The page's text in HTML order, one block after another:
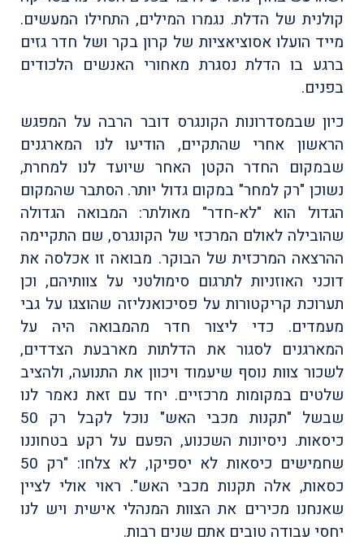
קולנית של הדלת. נגמרו המילים, התחילו המעשים.
מייד הועלו אסוציאציות של קרון בקר ושל חדר גזים
ברגע בו הדלת נסגרת מאחורי האנשים הלכודים
בפנים.
כיון שבמסדרונות הקונגרס דובר הרבה על המפגש
הראשון אחרי שהתקיים, הודיעו לנו המארגנים
שבמקום החדר הקטן האחר שיועד לנו למחרת,
נשוכן "רק למחר" במקום גדול יותר. הסתבר שהמקום
הגדול הוא "לא-חדר" מאולתר: המבואה הגדולה
שהובילה לאולם המרכזי של הקונגרס, שם התקיימה
ההרצאה המרכזית של הבוקר. מבואה זו אכלסה את
דוכני האוזניות לתרגום סימולטני על צוותיהם, וכן
תערוכת קריקטורות על פסיכואנליזה שהוצגו על גבי
מעמדים. כדי ליצור חדר מהמבואה היה על
המארגנים לסגור את הדלתות מארבעת הצדדים,
לשכור צוות נוסף שיעמוד ויכוון את התנועה, ולהציב
שלטים במקומות מרכזיים. יחד עם זאת נאמר לנו
שבשל "תקנות מכבי האש" נוכל לקבל רק 50
כיסאות. ניסיונות השכנוע, הפעם על רקע בטחוננו
שחמישים כיסאות לא יספיקו, לא צלחו: "רק 50
כסאות, אלה תקנות מכבי האש". ראוי אולי לציין
שאנחנו מכירים את הצוות המנהלי אישית ויש לנו
יחסי עבודה טובים אתם שנים רבות.